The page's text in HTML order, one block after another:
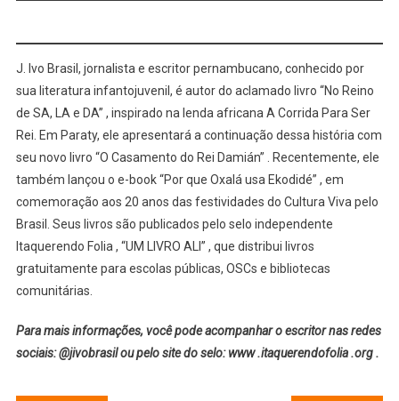
J. Ivo Brasil, jornalista e escritor pernambucano, conhecido por
sua literatura infantojuvenil, é autor do aclamado livro “No Reino
de SA, LA e DA” , inspirado na lenda africana A Corrida Para Ser
Rei. Em Paraty, ele apresentará a continuação dessa história com
seu novo livro “O Casamento do Rei Damián” . Recentemente, ele
também lançou o e-book “Por que Oxalá usa Ekodidé” , em
comemoração aos 20 anos das festividades do Cultura Viva pelo
Brasil. Seus livros são publicados pelo selo independente
Itaquerendo Folia , “UM LIVRO ALI” , que distribui livros
gratuitamente para escolas públicas, OSCs e bibliotecas
comunitárias.
Para mais informações, você pode acompanhar o escritor nas redes
sociais: @jivobrasil ou pelo site do selo: www .itaquerendofolia .org .